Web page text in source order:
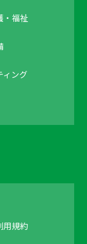
・福祉
ィング
用規約